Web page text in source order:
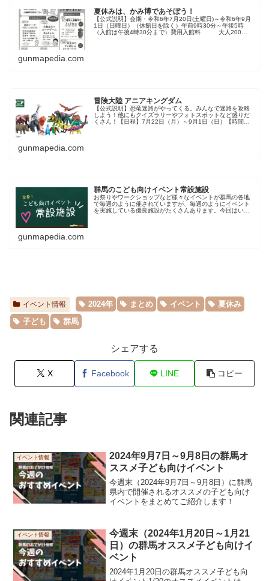
夏休みは、かみ博であそぼう！​
【公式説明】会期・令和6年7月20日(土曜日)～令和6年9月
1日（日曜日）（休館日を除く）午前9時30分～午後5時
（入館は午後4時30分まで）​費用入館料 大人200円
gunmapedia.com
冒険大陸 アニアキングダム
【公式説明】恐竜迷路がやってくる。みんなで迷路を攻略
しよう！他にもクイズラリーやフォトスポットなど盛りだ
くさん！【日程】7月22日（月）～9月1日（日）【時間】
gunmapedia.com
群馬のこども向けイベント常設施設
お祭りやワークショップなど様々なイベントが群馬の各地
で毎週のように催されていますが、毎週のようにイベント
を実施している優良施設がたくさんあります。今回はいつ
gunmapedia.com
イベント情報 2024年 まとめ イベント
夏休み
子ども
群馬
シェアする
X Facebook LINE コピー
関連記事
イベント情報
2024年9月7日～9月8日の群馬オ
ススメ子ども向けイベント
今週末（2024年9月7日～9月8日）に群馬
県内で開催されるオススメの子ども向け
イベントをまとめてご紹介します！
イベント情報
今週末（2024年1月20日～1月21
日）の群馬オススメ子ども向けイ
ベント
2024年1月20日の群馬オススメ子ども向